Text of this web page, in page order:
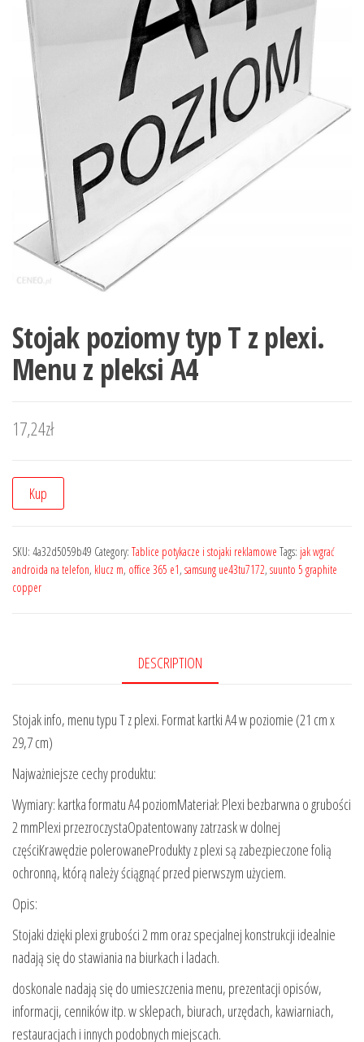
Stojak poziomy typ T z plexi.
Menu z pleksi A4
17,24zł
Kup
SKU: 4a32d5059b49 Category: Tablice potykacze i stojaki reklamowe Tags: jak wgrać
androida na telefon, klucz m, office 365 e1, samsung ue43tu7172, suunto 5 graphite
copper
DESCRIPTION
Stojak info, menu typu T z plexi. Format kartki A4 w poziomie (21 cm x
29,7 cm)
Najważniejsze cechy produktu:
Wymiary: kartka formatu A4 poziomMateriał: Plexi bezbarwna o grubości
2 mmPlexi przezroczystaOpatentowany zatrzask w dolnej
częściKrawędzie polerowaneProdukty z plexi są zabezpieczone folią
ochronną, którą należy ściągnąć przed pierwszym użyciem.
Opis:
Stojaki dzięki plexi grubości 2 mm oraz specjalnej konstrukcji idealnie
nadają się do stawiania na biurkach i ladach.
doskonale nadają się do umieszczenia menu, prezentacji opisów,
informacji, cenników itp. w sklepach, biurach, urzędach, kawiarniach,
restauracjach i innych podobnych miejscach.